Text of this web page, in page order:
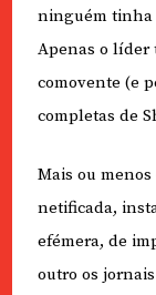
ninguém tinha
Apenas o líder
comovente (e
completas de
Mais ou
netificada,
efémera, de
outro os